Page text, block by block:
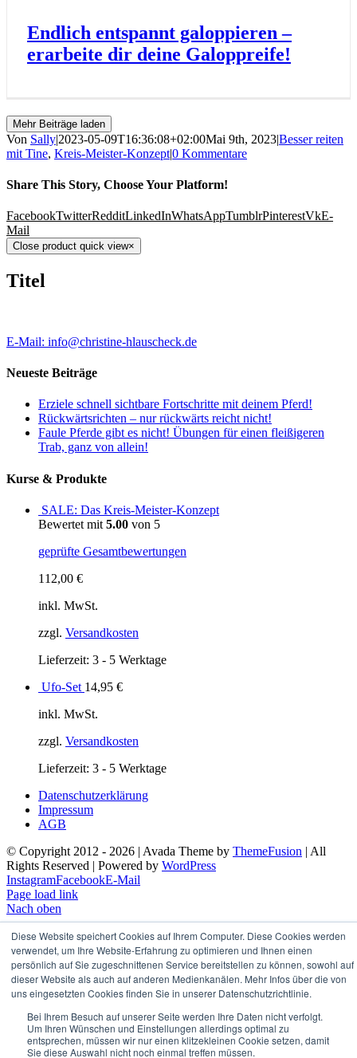
Diese Website speichert Cookies auf Ihrem Computer. Diese Cookies werden
verwendet, um Ihre Website-Erfahrung zu optimieren und Ihnen einen
persönlich auf Sie zugeschnittenen Service bereitstellen zu können, sowohl auf
dieser Website als auch auf anderen Medienkanälen. Mehr Infos über die von
uns eingesetzten Cookies finden Sie in unserer Datenschutzrichtlinie.
Bei Ihrem Besuch auf unserer Seite werden Ihre Daten nicht verfolgt.
Um Ihren Wünschen und Einstellungen allerdings optimal zu
entsprechen, müssen wir nur einen klitzekleinen Cookie setzen, damit
Sie diese Auswahl nicht noch einmal treffen müssen.
Endlich entspannt galoppieren –
erarbeite dir deine Galoppreife!
Mehr Beiträge laden
Von Sally|2023-05-09T16:36:08+02:00Mai 9th, 2023|Besser reiten
mit Tine, Kreis-Meister-Konzept|0 Kommentare
Share This Story, Choose Your Platform!
FacebookTwitterRedditLinkedInWhatsAppTumblrPinterestVkE-
Mail
Close product quick view×
Titel
E-Mail: info@christine-hlauscheck.de
Neueste Beiträge
Erziele schnell sichtbare Fortschritte mit deinem Pferd!
Rückwärtsrichten – nur rückwärts reicht nicht!
Faule Pferde gibt es nicht! Übungen für einen fleißigeren
Trab, ganz von allein!
Kurse & Produkte
SALE: Das Kreis-Meister-Konzept
Bewertet mit 5.00 von 5
geprüfte Gesamtbewertungen
112,00 €
inkl. MwSt.
zzgl. Versandkosten
Lieferzeit: 3 - 5 Werktage
Ufo-Set 14,95 €
inkl. MwSt.
zzgl. Versandkosten
Lieferzeit: 3 - 5 Werktage
Datenschutzerklärung
Impressum
AGB
© Copyright 2012 - 2026 | Avada Theme by ThemeFusion | All
Rights Reserved | Powered by WordPress
InstagramFacebookE-Mail
Page load link
Nach oben